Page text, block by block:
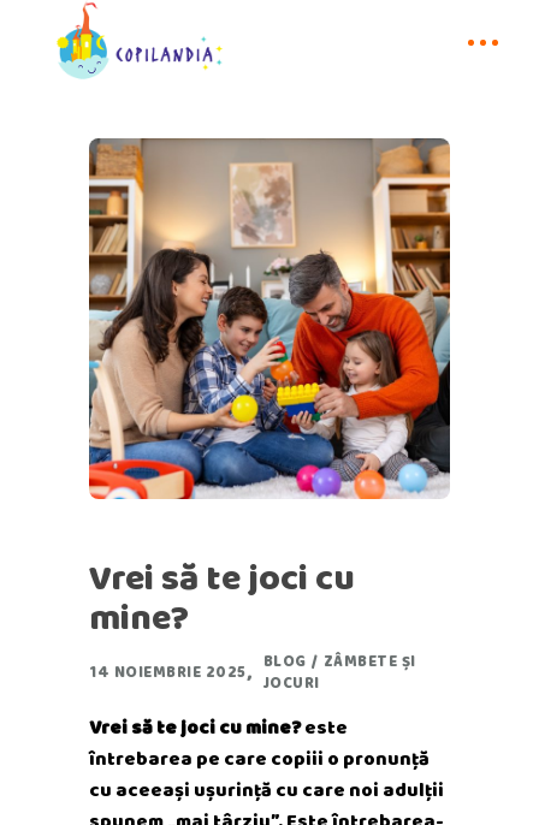
Vrei să te joci cu
mine?
14 NOIEMBRIE 2025 BLOG / ZÂMBETE ȘI
JOCURI
Vrei să te joci cu mine?este
întrebarea pe care copiii o pronunță
cu aceeași ușurință cu care noi adulții